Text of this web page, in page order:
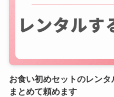
お食い初めセットのレン
まとめて頼めます